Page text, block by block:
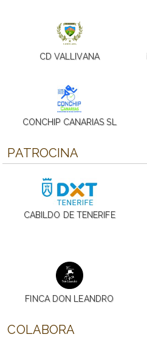
CD VALLIVANA
CONCHIP CANARIAS SL
PATROCINA
CABILDO DE TENERIFE
FINCA DON LEANDRO
COLABORA